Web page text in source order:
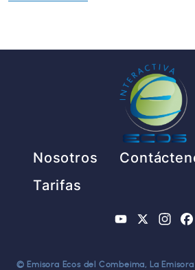
Nosotros
Tarifas
YouTube
X
© Emisora Ecos del Combeima, La